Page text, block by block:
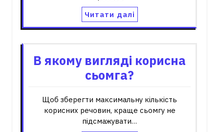
Читати далі
В якому вигляді корисна
сьомга?
Щоб зберегти максимальну кількість
корисних речовин, краще сьомгу не
підсмажувати…